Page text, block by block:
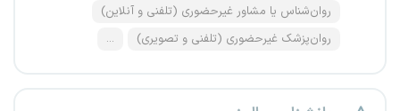
روان‌شناس یا مشاور غیرحضوری (تلفنی و آنلاین)
روان‌پزشک غیرحضوری (تلفنی و تصویری)
...